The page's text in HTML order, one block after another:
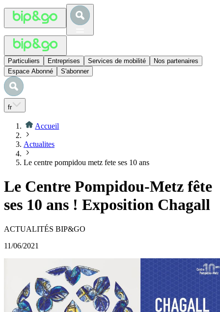
Particuliers Entreprises Services de mobilité
Nos partenaires
Espace Abonné
S'abonner
fr
Accueil
Actualites
Le centre pompidou metz fete ses 10 ans
Le Centre Pompidou-Metz fête
ses 10 ans ! Exposition Chagall
ACTUALITÉS BIP&GO
11/06/2021